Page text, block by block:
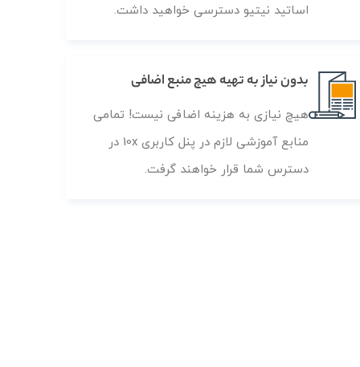
اساتید نیتیو دسترسی خواهید داشت.
بدون نیاز به تهیه هیچ منبع اضافی
هیچ نیازی به هزینه اضافی نیست! تمامی
منابع آموزشی لازم در پنل کاربری 10x در
دسترس شما قرار خواهند گرفت.